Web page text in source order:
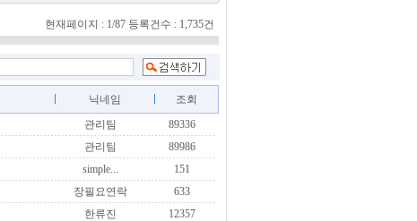
현재페이지 : 1/87 등록건수 : 1,735건
닉네임
조회
관리팀
89336
관리팀
89986
simple...
151
장필요연락
633
한류진
12357